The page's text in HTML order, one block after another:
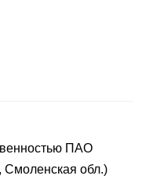
ПАО
Смоленская обл.)